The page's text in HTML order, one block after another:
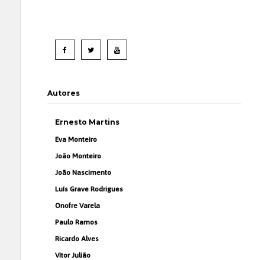
Autores
Ernesto Martins
Eva Monteiro
João Monteiro
João Nascimento
Luís Grave Rodrigues
Onofre Varela
Paulo Ramos
Ricardo Alves
Vítor Julião